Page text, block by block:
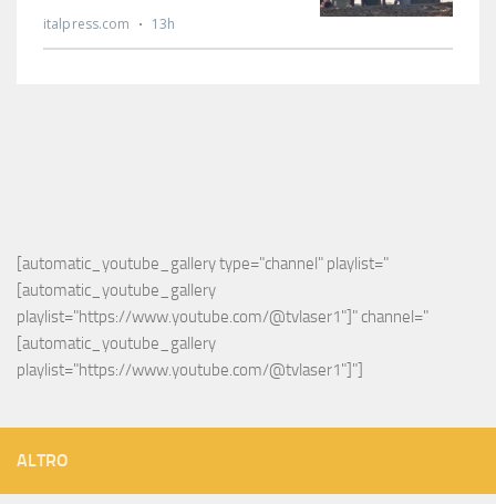
[automatic_youtube_gallery type="channel" playlist="
[automatic_youtube_gallery
playlist="https://www.youtube.com/@tvlaser1"]" channel="
[automatic_youtube_gallery
playlist="https://www.youtube.com/@tvlaser1"]"]
ALTRO